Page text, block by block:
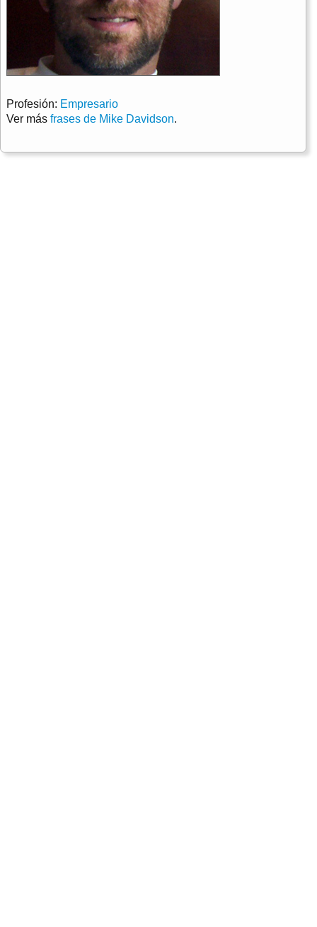
Profesión: Empresario
Ver más frases de Mike Davidson.